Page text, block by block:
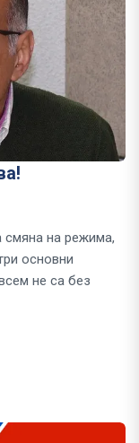
смяна на режима,
основни
не са без